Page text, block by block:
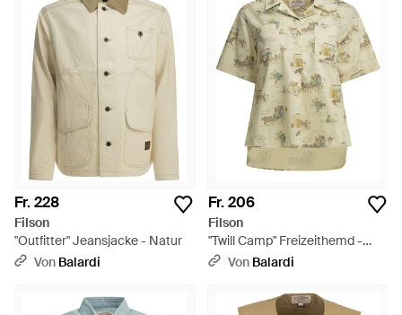
Fr. 228
Filson
"Outfitter" Jeansjacke - Natur
Von Balardi
Fr. 206
Filson
"Twill Camp" Freizeithemd -
WeißVon Balardi